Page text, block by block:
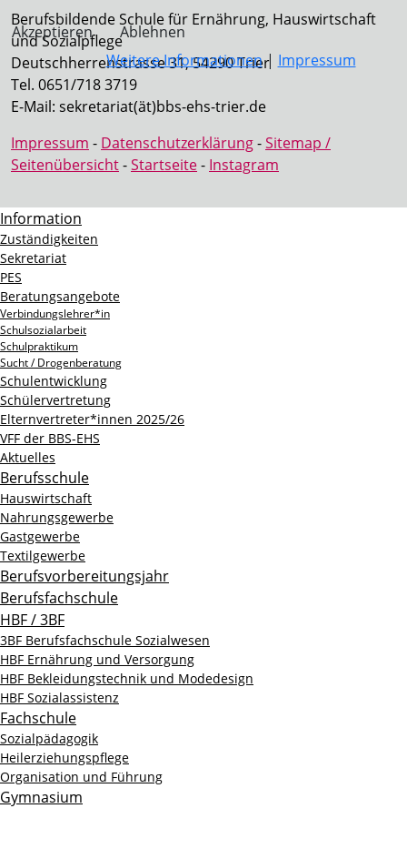
Berufsbildende Schule für Ernährung, Hauswirtschaft
und Sozialpflege
Deutschherrenstrasse 31, 54290 Trier
Tel. 0651/718 3719
E-Mail: sekretariat(ät)bbs-ehs-trier.de
Impressum - Datenschutzerklärung-Sitemap /
Seitenübersicht-Startseite- Instagram
Information
Zuständigkeiten
Sekretariat
PES
Beratungsangebote
Verbindungslehrer*in
Schulsozialarbeit
Schulpraktikum
Sucht / Drogenberatung
Schulentwicklung
Schülervertretung
Elternvertreter*innen 2025/26
VFF der BBS-EHS
Aktuelles
Berufsschule
Hauswirtschaft
Nahrungsgewerbe
Gastgewerbe
Textilgewerbe
Berufsvorbereitungsjahr
Berufsfachschule
HBF / 3BF
3BF Berufsfachschule Sozialwesen
HBF Ernährung und Versorgung
HBF Bekleidungstechnik und Modedesign
HBF Sozialassistenz
Fachschule
Sozialpädagogik
Heilerziehungspflege
Organisation und Führung
Gymnasium
Akzeptieren
Ablehnen
Weitere Informationen| Impressum